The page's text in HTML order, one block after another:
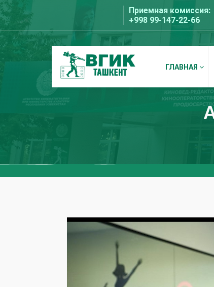
Перейти
к
содержимому
Приемная комиссия:
+998 99-147-22-66
ВГИК Ташкент
ГЛАВНАЯ